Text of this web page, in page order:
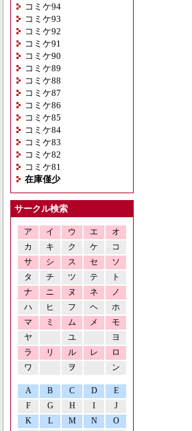
コミケ94
コミケ93
コミケ92
コミケ91
コミケ90
コミケ89
コミケ88
コミケ87
コミケ86
コミケ85
コミケ84
コミケ83
コミケ82
コミケ81
在庫僅少
サークル検索
ア イ ウ エ
オ
カ
キ ク ケ
コ
サ
シ ス セ
ソ
タ
チ ツ テ
ト
ナ
ニ ヌ ネ
ノ
ハ
ヒ フ ヘ
ホ
マ
ミ ム メ
モ
ヤ
ユ
ヨ
ラ
リ ル レ
ロ
ワ
ヲ ン
A B C D
E
F
G H I
J
K
L M N O